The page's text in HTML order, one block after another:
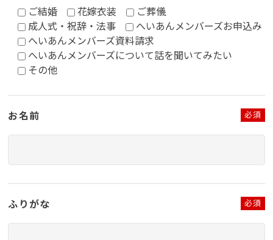
ご結婚 花嫁衣装
ご葬儀
成人式・祝辞・法事
へいあんメンバーズお申込み
へいあんメンバーズ資料請求
へいあんメンバーズについて話を聞いてみたい
その他
お名前 必須
ふりがな 必須